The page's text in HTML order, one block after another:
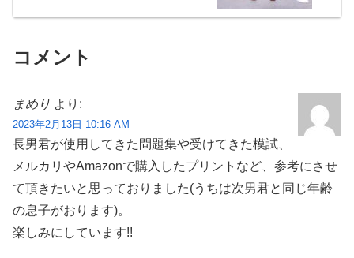
コメント
まめり より:
2023年2月13日 10:16 AM
長男君が使用してきた問題集や受けてきた模試、
メルカリやAmazonで購入したプリントなど、参考にさせ
て頂きたいと思っておりました(うちは次男君と同じ年齢
の息子がおります)。
楽しみにしています!!